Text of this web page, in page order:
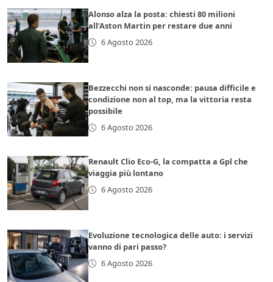
Alonso alza la posta: chiesti 80 milioni
all’Aston Martin per restare due anni
6 Agosto 2026
Bezzecchi non si nasconde: pausa difficile e
condizione non al top, ma la vittoria resta
possibile
6 Agosto 2026
Renault Clio Eco-G, la compatta a Gpl che
viaggia più lontano
6 Agosto 2026
Evoluzione tecnologica delle auto: i servizi
vanno di pari passo?
6 Agosto 2026